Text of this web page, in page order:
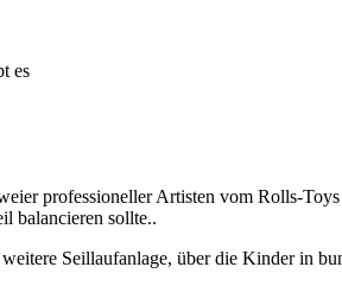
es
professioneller Artisten vom Rolls-
balancieren sollte..
Seillaufanlage, über die Kinder in